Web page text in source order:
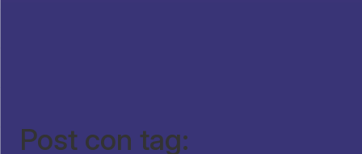
Post con tag: